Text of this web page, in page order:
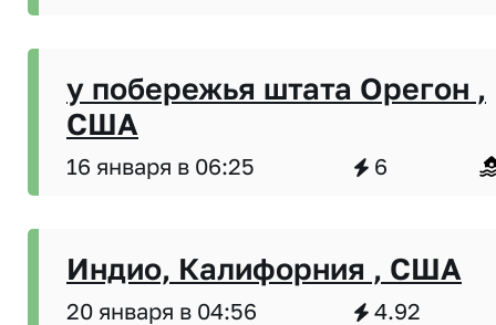
у побережья штата Орегон ,
США
16 января в 06:25 6
Индио, Калифорния , США
20 января в 04:56 4.92